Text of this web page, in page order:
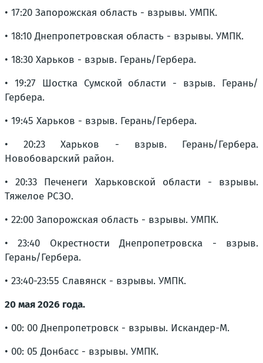
• 17:20 Запорожская область - взрывы. УМПК.
• 18:10 Днепропетровская область - взрывы. УМПК.
• 18:30 Харьков - взрыв. Герань/Гербера.
• 19:27 Шостка Сумской области - взрыв. Герань/
Гербера.
• 19:45 Харьков - взрыв. Герань/Гербера.
• 20:23 Харьков - взрыв. Герань/Гербера.
Новобоварский район.
• 20:33 Печенеги Харьковской области - взрывы.
Тяжелое РСЗО.
• 22:00 Запорожская область - взрывы. УМПК.
• 23:40 Окрестности Днепропетровска - взрыв.
Герань/Гербера.
• 23:40-23:55 Славянск - взрывы. УМПК.
20 мая 2026 года.
• 00: 00 Днепропетровск - взрывы. Искандер-М.
• 00: 05 Донбасс - взрывы. УМПК.